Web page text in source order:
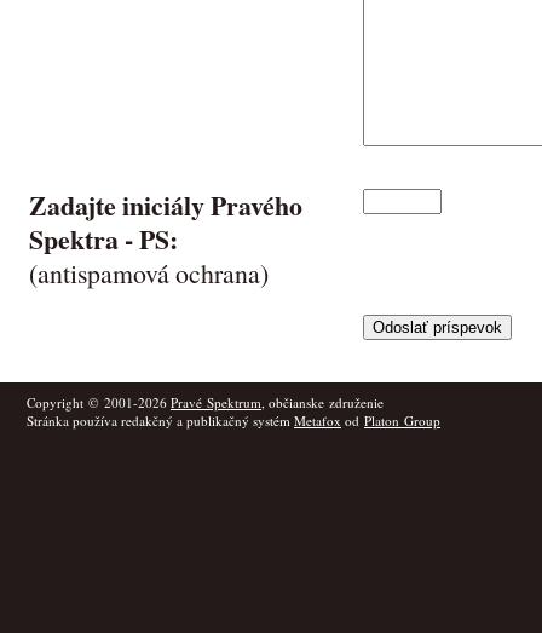
Zadajte iniciály Pravého
Spektra -PS:
(antispamová ochrana)
Copyright © 2001-2026 Pravé Spektrum, občianske združenie
Stránka používa redakčný a publikačný systém Metafox od Platon Group